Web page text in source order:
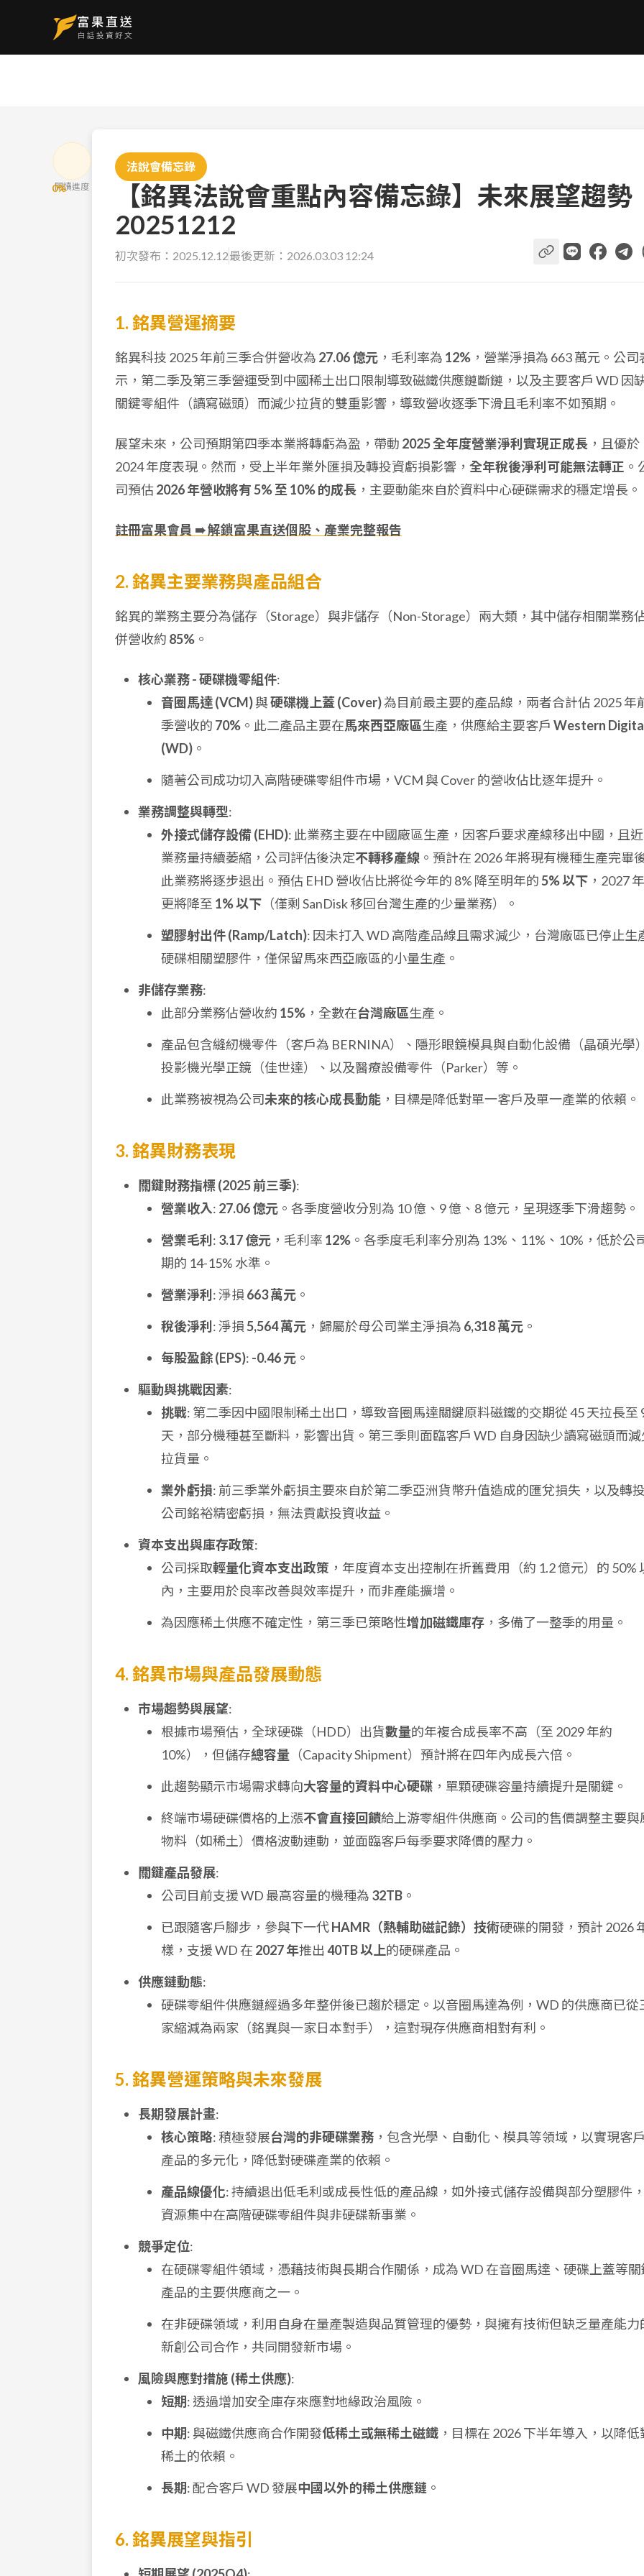
0%
閱讀進度
法說會備忘錄
【銘異法說會重點內容備忘錄】未來展望趨勢
20251212
初次發布： 2025.12.12最後更新： 2026.03.03 12:24
1. 銘異營運摘要
銘異科技 2025 年前三季合併營收為 27.06 億元 ，毛利率為 12% ，營業淨損為 663 萬元。公司
示，第二季及第三季營運受到中國稀土出口限制導致磁鐵供應鏈斷鏈，以及主要客戶 WD 因
關鍵零組件（讀寫磁頭）而減少拉貨的雙重影響，導致營收逐季下滑且毛利率不如預期。
展望未來，公司預期第四季本業將轉虧為盈，帶動 2025 全年度營業淨利實現正成長 ，且優於
2024 年度表現。然而，受上半年業外匯損及轉投資虧損影響， 全年稅後淨利可能無法轉正 。
司預估2026 年營收將有 5% 至 10% 的成長 ，主要動能來自於資料中心硬碟需求的穩定增長。
註冊富果會員 ➠ 解鎖富果直送個股、產業完整報告
2. 銘異主要業務與產品組合
銘異的業務主要分為儲存（Storage）與非儲存（Non-Storage）兩大類，其中儲存相關業務
併營收約 85% 。
核心業務 - 硬碟機零組件:
音圈馬達 (VCM)與硬碟機上蓋 (Cover)為目前最主要的產品線，兩者合計佔 2025 年
季營收的 70% 。此二產品主要在馬來西亞廠區生產，供應給主要客戶 Western
(WD) 。
隨著公司成功切入高階硬碟零組件市場，VCM 與 Cover 的營收佔比逐年提升。
業務調整與轉型:
外接式儲存設備 (EHD): 此業務主要在中國廠區生產，因客戶要求產線移出中國，且
業務量持續萎縮，公司評估後決定不轉移產線 。預計在 2026 年將現有機種生產完畢
此業務將逐步退出。預估 EHD 營收佔比將從今年的 8% 降至明年的5% 以下 ，2027
更將降至 1% 以下 （僅剩 SanDisk 移回台灣生產的少量業務）。
塑膠射出件 (Ramp/Latch): 因未打入 WD 高階產品線且需求減少，台灣廠區已停止生
硬碟相關塑膠件，僅保留馬來西亞廠區的小量生產。
非儲存業務:
此部分業務佔營收約 15% ，全數在台灣廠區生產。
產品包含縫紉機零件（客戶為 BERNINA）、隱形眼鏡模具與自動化設備（晶碩光學
投影機光學正鏡（佳世達）、以及醫療設備零件（Parker）等。
此業務被視為公司未來的核心成長動能 ，目標是降低對單一客戶及單一產業的依賴。
3. 銘異財務表現
關鍵財務指標 (2025 前三季):
營業收入: 27.06 億元 。各季度營收分別為 10 億、9 億、8 億元，呈現逐季下滑趨勢。
營業毛利 : 3.17 億元 ，毛利率 12% 。各季度毛利率分別為 13%、11%、10%，低於公
期的 14-15% 水準。
營業淨利 : 淨損 663 萬元 。
稅後淨利 : 淨損5,564 萬元 ，歸屬於母公司業主淨損為 6,318 萬元 。
每股盈餘 (EPS): -0.46 元 。
驅動與挑戰因素:
挑戰: 第二季因中國限制稀土出口，導致音圈馬達關鍵原料磁鐵的交期從 45 天拉長至
天，部分機種甚至斷料，影響出貨。第三季則面臨客戶 WD 自身因缺少讀寫磁頭而減
拉貨量。
業外虧損: 前三季業外虧損主要來自於第二季亞洲貨幣升值造成的匯兌損失，以及轉
公司銘裕精密虧損，無法貢獻投資收益。
資本支出與庫存政策:
公司採取輕量化資本支出政策 ，年度資本支出控制在折舊費用（約 1.2 億元）的 50%
內，主要用於良率改善與效率提升，而非產能擴增。
為因應稀土供應不確定性，第三季已策略性增加磁鐵庫存 ，多備了一整季的用量。
4. 銘異市場與產品發展動態
市場趨勢與展望:
根據市場預估，全球硬碟（HDD）出貨數量的年複合成長率不高（至 2029 年約
10%），但儲存總容量 （Capacity Shipment）預計將在四年內成長六倍。
此趨勢顯示市場需求轉向大容量的資料中心硬碟 ，單顆硬碟容量持續提升是關鍵。
終端市場硬碟價格的上漲不會直接回饋給上游零組件供應商。公司的售價調整主要與
物料（如稀土）價格波動連動，並面臨客戶每季要求降價的壓力。
關鍵產品發展:
公司目前支援 WD 最高容量的機種為 32TB 。
已跟隨客戶腳步，參與下一代HAMR（熱輔助磁記錄）技術硬碟的開發，預計 2026
樣，支援 WD 在 2027 年推出 40TB 以上的硬碟產品。
供應鏈動態:
硬碟零組件供應鏈經過多年整併後已趨於穩定。以音圈馬達為例，WD 的供應商已從
家縮減為兩家（銘異與一家日本對手），這對現存供應商相對有利。
5. 銘異營運策略與未來發展
長期發展計畫:
核心策略: 積極發展台灣的非硬碟業務 ，包含光學、自動化、模具等領域，以實現客
產品的多元化，降低對硬碟產業的依賴。
產品線優化: 持續退出低毛利或成長性低的產品線，如外接式儲存設備與部分塑膠件
資源集中在高階硬碟零組件與非硬碟新事業。
競爭定位:
在硬碟零組件領域，憑藉技術與長期合作關係，成為 WD 在音圈馬達、硬碟上蓋等關
產品的主要供應商之一。
在非硬碟領域，利用自身在量產製造與品質管理的優勢，與擁有技術但缺乏量產能力
新創公司合作，共同開發新市場。
風險與應對措施 (稀土供應):
短期: 透過增加安全庫存來應對地緣政治風險。
中期: 與磁鐵供應商合作開發低稀土或無稀土磁鐵 ，目標在 2026 下半年導入，以降低
稀土的依賴。
長期: 配合客戶 WD 發展中國以外的稀土供應鏈 。
6. 銘異展望與指引